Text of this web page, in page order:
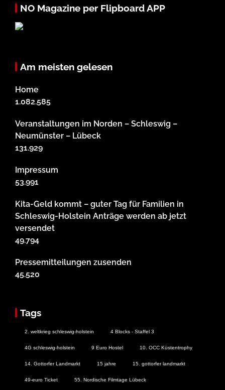
NO Magazine per Flipboard APP
Am meisten gelesen
Home
1.082.585
Veranstaltungen im Norden – Schleswig –
Neumünster – Lübeck
131.929
Impressum
53.991
Kita-Geld kommt – guter Tag für Familien in
Schleswig-Holstein Anträge werden ab jetzt
versendet
49.794
Pressemitteilungen zusenden
45.520
Tags
2. weltkrieg schleswig-holstein 4 Blocks - Staffel 3
4G schleswig-holstein 9 Euro Hostel 10. OCC Küstentrophy
14. Gottorfer Landmarkt 15 jahre 15. gottorfer landmarkt
49-euro Ticket 55. Nordische Filmtage Lübeck